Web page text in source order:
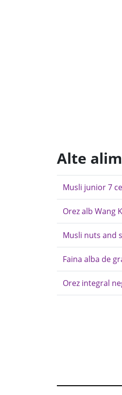
Alte
Musli junior 7
Orez alb Wang
Musli nuts and
Faina alba de
Orez integral